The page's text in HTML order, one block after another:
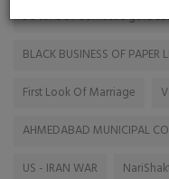
50 tons of domestic gold
BLACK BUSINESS OF PAPER
First Look Of Marriage
AHMEDABAD MUNICIPAL
US - IRAN WAR